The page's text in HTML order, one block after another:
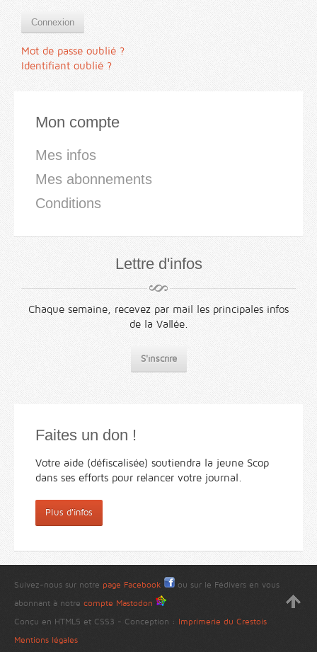
Connexion
Mot de passe oublié ?
Identifiant oublié ?
Mon compte
Mes infos
Mes abonnements
Conditions
Lettre d'infos
Chaque semaine, recevez par mail les principales infos
de la Vallée.
S'inscrire
Faites un don !
Votre aide (défiscalisée) soutiendra la jeune Scop
dans ses efforts pour relancer votre journal.
Plus d'infos
Suivez-nous sur notre page Facebook
ou sur le Fédivers en vous
abonnant à notre compte Mastodon
Conçu en HTML5 et CSS3 - Conception :
Imprimerie du Crestois
Mentions légales